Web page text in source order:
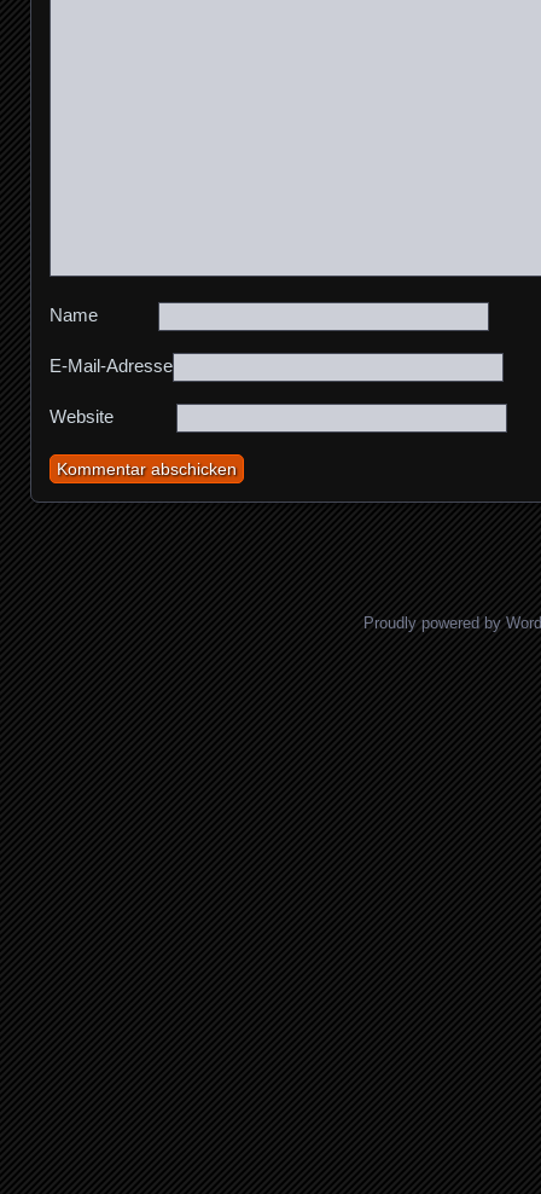
Name
E-Mail-Adresse
Website
Proudly powered by